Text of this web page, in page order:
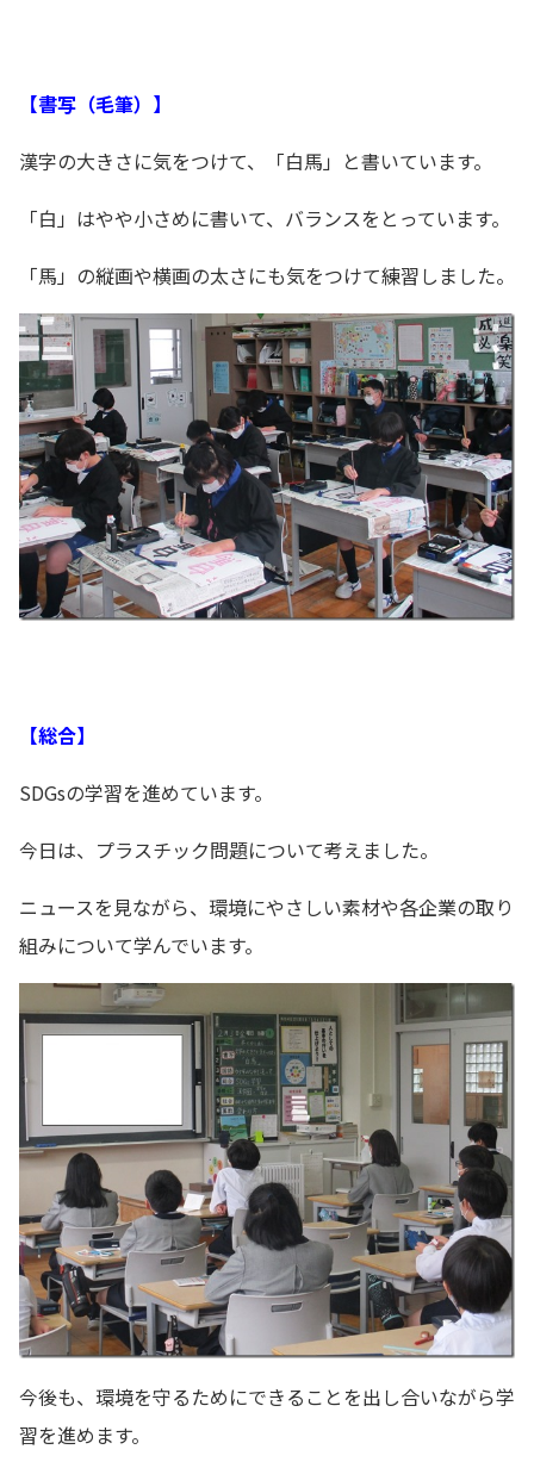
【書写（毛筆）】
漢字の大きさに気をつけて、「白馬」と書いています。
「白」はやや小さめに書いて、バランスをとっています。
「馬」の縦画や横画の太さにも気をつけて練習しました。
【総合】
SDGsの学習を進めています。
今日は、プラスチック問題について考えました。
ニュースを見ながら、環境にやさしい素材や各企業の取り
組みについて学んでいます。
今後も、環境を守るためにできることを出し合いながら学
習を進めます。